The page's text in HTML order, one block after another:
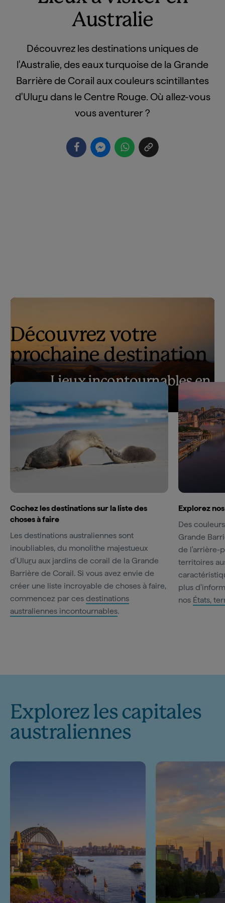
Australie
Découvrez les destinations uniques de
l'Australie, des eaux turquoise de la Grande
Barrière de Corail aux couleurs scintillantes
d'Uluru dans le Centre Rouge. Où allez-vous
vous aventurer ?
Lieux incontournables en
Play
Video
Lieux incontournables en Australie
Découvrez votre
prochaine destination
Cochez les destinations sur la liste des
choses à faire
Les destinations australiennes sont
inoubliables, du monolithe majestueux
d'Uluru aux jardins de corail de la Grande
Barrière de Corail. Si vous avez envie de
créer une liste incroyable de choses à faire,
commencez par ces destinations
australiennes incontournables.
Explorez
Des
Grande
de l'arrière-
territoires
plus
nos États,
Explorez les capitales
australiennes